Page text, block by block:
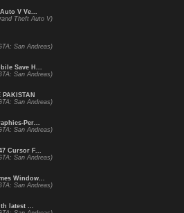
V Ve...
Theft Auto V)
San Andreas)
Save H...
San Andreas)
PAKISTAN
San Andreas)
Per...
San Andreas)
Cursor F...
San Andreas)
Window...
San Andreas)
latest ...